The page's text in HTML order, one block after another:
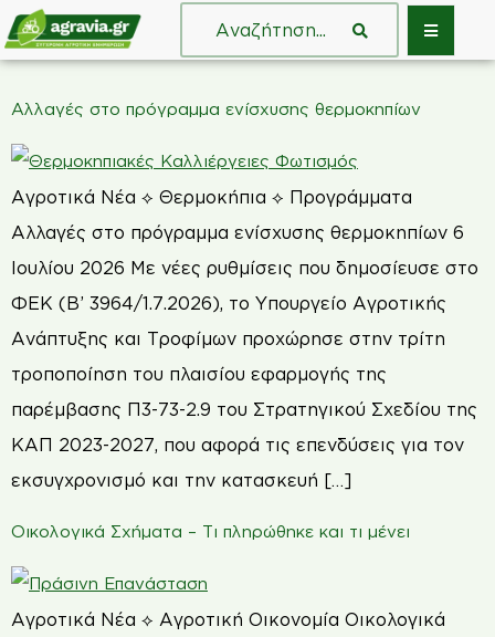
Αλλαγές στο πρόγραμμα ενίσχυσης θερμοκηπίων
Αγροτικά Νέα ⟡ Θερμοκήπια ⟡ Προγράμματα
Αλλαγές στο πρόγραμμα ενίσχυσης θερμοκηπίων 6
Ιουλίου 2026 Με νέες ρυθμίσεις που δημοσίευσε στο
ΦΕΚ (Β’ 3964/1.7.2026), το Υπουργείο Αγροτικής
Ανάπτυξης και Τροφίμων προχώρησε στην τρίτη
τροποποίηση του πλαισίου εφαρμογής της
παρέμβασης Π3-73-2.9 του Στρατηγικού Σχεδίου της
ΚΑΠ 2023-2027, που αφορά τις επενδύσεις για τον
εκσυγχρονισμό και την κατασκευή […]
Οικολογικά Σχήματα – Τι πληρώθηκε και τι μένει
Αγροτικά Νέα ⟡ Αγροτική Οικονομία Οικολογικά